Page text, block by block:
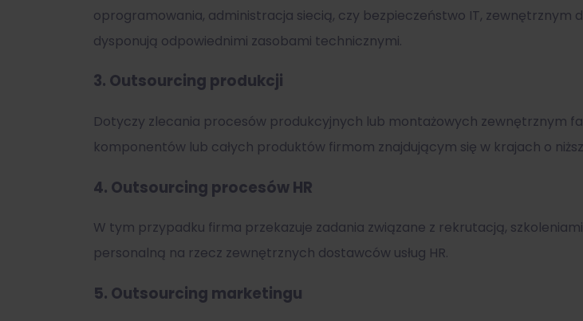
oprogramowania, administracja siecią, czy bezpieczeństwo IT,
dysponują odpowiednimi zasobami technicznymi.
3. Outsourcing produkcji
Dotyczy zlecania procesów produkcyjnych lub montażowych zewnętrznym
komponentów lub całych produktów firmom znajdującym się w krajach o
4. Outsourcing procesów HR
W tym przypadku firma przekazuje zadania związane z rekrutacją,
personalną na rzecz zewnętrznych dostawców usług HR.
5. Outsourcing marketingu